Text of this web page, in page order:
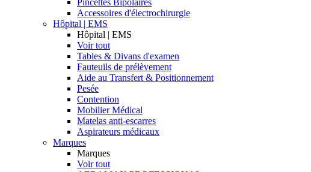
Pincettes Bipolaires
Accessoires d'électrochirurgie
Hôpital | EMS
Hôpital | EMS
Voir tout
Tables & Divans d'examen
Fauteuils de prélèvement
Aide au Transfert & Positionnement
Pesée
Contention
Mobilier Médical
Matelas anti-escarres
Aspirateurs médicaux
Marques
Marques
Voir tout